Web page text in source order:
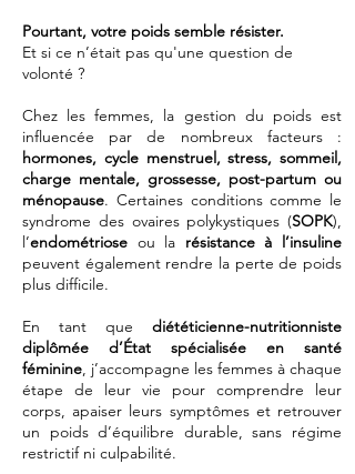
Pourtant, votre poids semble résister.
Et si ce n’était pas qu'une question de
volonté ?
Chez les femmes, la gestion du poids est
influencée par de nombreux facteurs :
hormones, cycle menstruel, stress, sommeil,
charge mentale, grossesse, post-partum ou
ménopause. Certaines conditions comme le
syndrome des ovaires polykystiques (SOPK),
l’endométriose ou la résistance à l’insuline
peuvent également rendre la perte de poids
plus difficile.
En tant que diététicienne-nutritionniste
diplômée d’État spécialisée en santé
féminine, j’accompagne les femmes à chaque
étape de leur vie pour comprendre leur
corps, apaiser leurs symptômes et retrouver
un poids d’équilibre durable, sans régime
restrictif ni culpabilité.